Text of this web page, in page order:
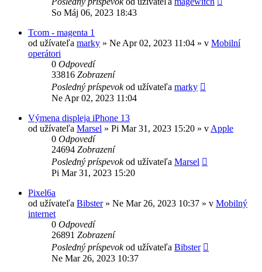
So Máj 06, 2023 18:43
Tcom - magenta 1
od užívateľa marky » Ne Apr 02, 2023 11:04 » v Mobilní
operátori
0 Odpovedí
33816 Zobrazení
Posledný príspevokod užívateľa marky
Ne Apr 02, 2023 11:04
Výmena displeja iPhone 13
od užívateľa Marsel » Pi Mar 31, 2023 15:20 » v Apple
0 Odpovedí
24694 Zobrazení
Posledný príspevokod užívateľa Marsel
Pi Mar 31, 2023 15:20
Pixel6a
od užívateľa Bibster» Ne Mar 26, 2023 10:37 » v Mobilný
internet
0 Odpovedí
26891 Zobrazení
Posledný príspevokod užívateľa Bibster
Ne Mar 26, 2023 10:37